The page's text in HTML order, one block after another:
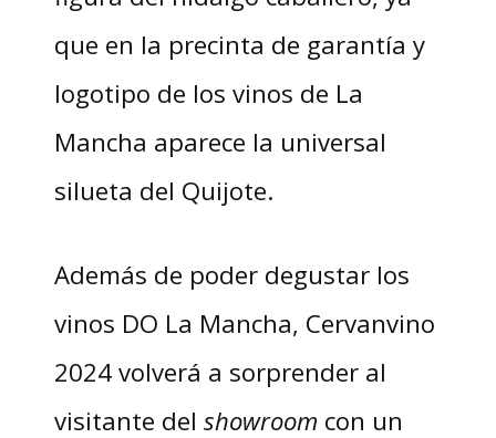
que en la precinta de garantía y
logotipo de los vinos de La
Mancha aparece la universal
silueta del Quijote.
Además de poder degustar los
vinos DO La Mancha, Cervanvino
2024 volverá a sorprender al
visitante del showroom con un